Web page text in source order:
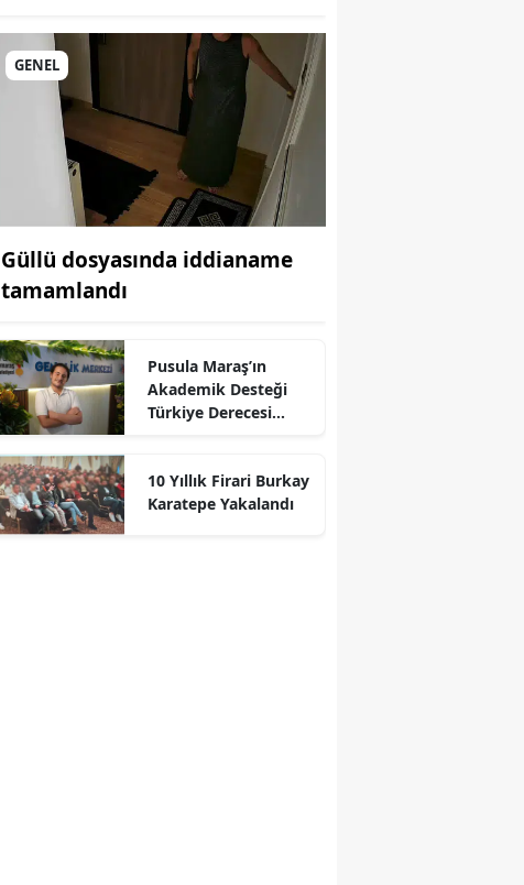
GENEL
Güllü dosyasında iddianame
tamamlandı
Pusula Maraş’ın
Akademik Desteği
Türkiye Derecesi
10 Yıllık Firari Burkay
Karatepe Yakalandı